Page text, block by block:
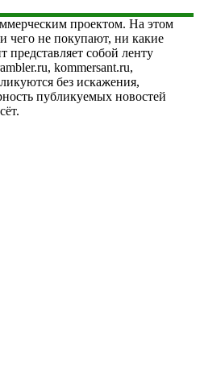
проектом. На этом
чего не покупают, ни какие
представляет собой ленту
kommersant.ru,
без искажения,
публикуемых новостей